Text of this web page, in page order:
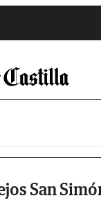
San